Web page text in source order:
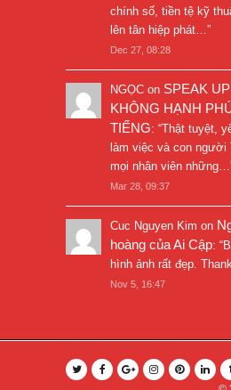
chính số, tiền tệ kỹ
lên tân hiệp phát… ”
Dec 27, 08:28
NGỌC on SPEAK
KHÔNG HẠNH
TIẾNG: “Thật tuyệt,
làm việc và con người
mọi nhân viên những…
Mar 28, 09:37
Cuc Nguyen Kim on
hoàng của Ai Cập: “
hình ảnh rất đẹp.
Nov 5, 16:47